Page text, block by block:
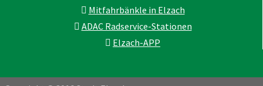
Mitfahrbänkle in Elzach
ADAC Radservice-Stationen
Elzach-APP